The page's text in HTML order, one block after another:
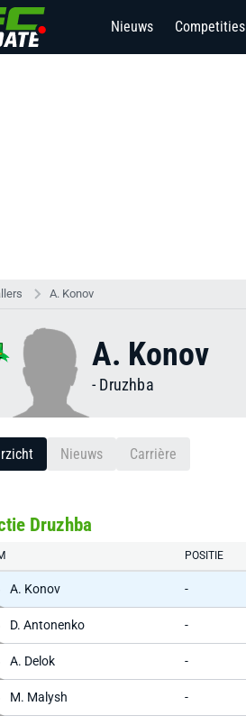
Nieuws Competities
A. Konov
A. Konov
- Druzhba
Nieuws Carrière
Druzhba
POSITIE
A. Konov -
D. Antonenko -
A. Delok -
M. Malysh -